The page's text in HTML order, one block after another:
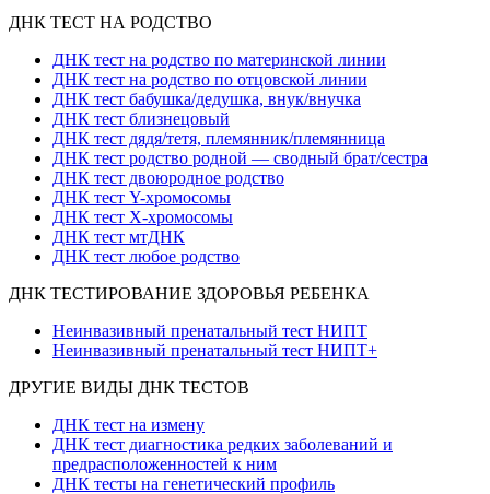
ДНК ТЕСТ НА РОДСТВО
ДНК тест на родство по материнской линии
ДНК тест на родство по отцовской линии
ДНК тест бабушка/дедушка, внук/внучка
ДНК тест близнецовый
ДНК тест дядя/тетя, племянник/племянница
ДНК тест родство родной — сводный брат/сестра
ДНК тест двоюродное родство
ДНК тест Y-хромосомы
ДНК тест X-хромосомы
ДНК тест мтДНК
ДНК тест любое родство
ДНК ТЕСТИРОВАНИЕ ЗДОРОВЬЯ РЕБЕНКА
Неинвазивный пренатальный тест НИПТ
Неинвазивный пренатальный тест НИПТ+
ДРУГИЕ ВИДЫ ДНК ТЕСТОВ
ДНК тест на измену
ДНК тест диагностика редких заболеваний и
предрасположенностей к ним
ДНК тесты на генетический профиль